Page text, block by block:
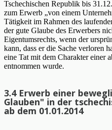
Tschechischen Republik bis
zum Erwerb „von einem
Tätigkeit im Rahmen des
der gute Glaube des Erwerbers
Eigentumsrechts, wenn der
kann, dass er die Sache verloren
eine Tat mit dem Charakter einer
entnommen wurde.
3.4 Erwerb einer
Glauben" in der
ab dem 01.01.2014